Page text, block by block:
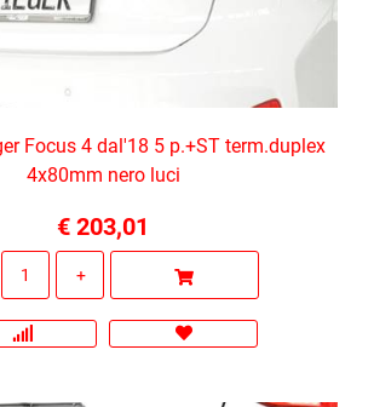
Focus 4 dal'18 5 p.+ST term.duplex
4x80mm nero luci
€ 203,01